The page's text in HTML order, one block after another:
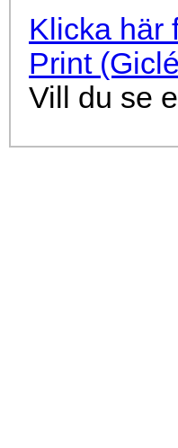
Klicka här
Print
Vill du se